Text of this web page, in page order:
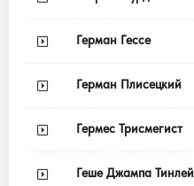
Герман Гессе
Герман Плисецкий
Гермес Трисмегист
Геше Джампа Тинлей